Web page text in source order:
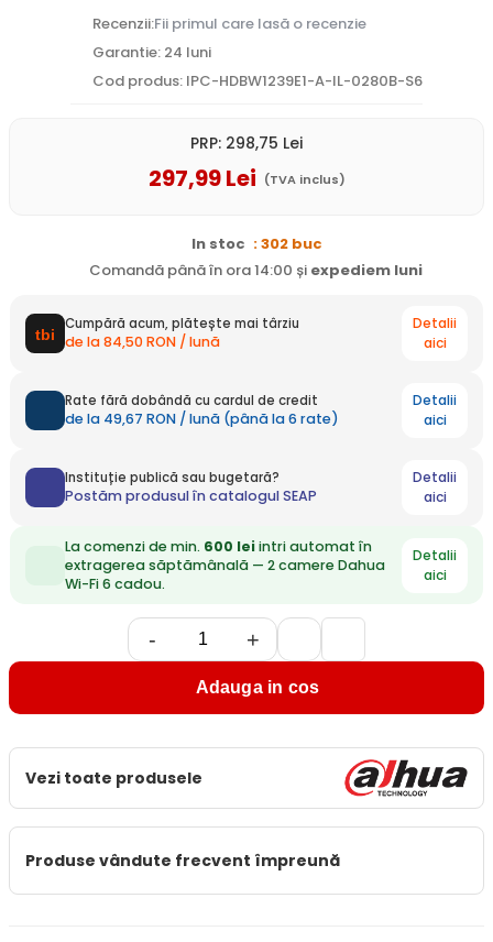
Recenzii:Fii primul care lasă o recenzie
Garantie: 24 luni
Cod produs: IPC-HDBW1239E1-A-IL-0280B-S6
PRP: 298,75 Lei
297,99Lei (TVA inclus)
In stoc : 302 buc
Comandă până în ora 14:00 și expediem luni
Cumpără acum, plătește mai târziu
de la 84,50 RON / lună
Detalii
aici
Rate fără dobândă cu cardul de credit
de la 49,67 RON / lună (până la 6 rate)
Detalii
aici
Instituție publică sau bugetară?
Postăm produsul în catalogul SEAP
Detalii
aici
La comenzi de min. 600 leiintri automat în
extragerea săptămânală — 2 camere Dahua
Wi-Fi 6 cadou.
Detalii
aici
- +
Adauga in cos
Vezi toate produsele
Produse vândute frecvent împreună